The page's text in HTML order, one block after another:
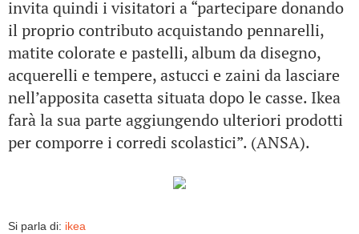
invita quindi i visitatori a “partecipare donando
il proprio contributo acquistando pennarelli,
matite colorate e pastelli, album da disegno,
acquerelli e tempere, astucci e zaini da lasciare
nell’apposita casetta situata dopo le casse. Ikea
farà la sua parte aggiungendo ulteriori prodotti
per comporre i corredi scolastici”. (ANSA).
Si parla di: ikea